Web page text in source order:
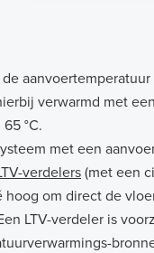
de
verwarmd met
°C.
met een
verdelers(met een
om direct de
LTV-verdeler is